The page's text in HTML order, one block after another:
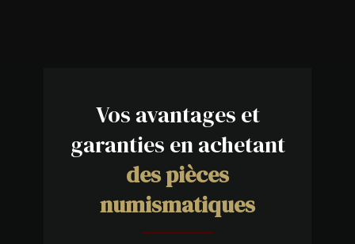
Vos avantages et
garanties en achetant
des pièces
numismatiques